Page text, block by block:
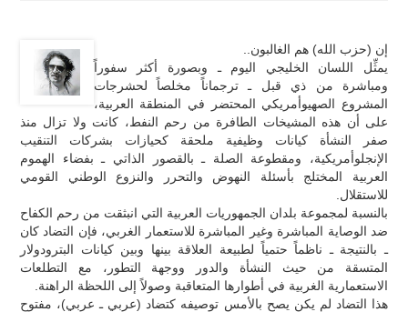
إن (حزب الله) هم الغالبون..
يمثِّل اللسان الخليجي اليوم ـ وبصورة أكثر سفوراً
ومباشرة من ذي قبل ـ ترجماناً مخلصاً لحشرجات
المشروع الصهيوأمريكي المحتضر في المنطقة العربية،
على أن هذه المشيخات الطافرة من رحم النفط، كانت ولا تزال منذ
صفر النشأة كيانات وظيفية ملحقة كحيازات بشركات التنقيب
الإنجلوأمريكية، ومقطوعة الصلة ـ بالقصور الذاتي ـ بفضاء الهموم
العربية المختلج بأسئلة النهوض والتحرر والنزوع الوطني القومي
للاستقلال.
بالنسبة لمجموعة بلدان الجمهوريات العربية التي انبثقت من رحم الكفاح
ضد الوصاية المباشرة وغير المباشرة للاستعمار الغربي، فإن التضاد كان
ـ بالنتيجة ـ ناظماً حتمياً لطبيعة العلاقة بينها وبين كيانات البترودولار
المتسقة من حيث النشأة والدور ووجهة التطور، مع التطلعات
الاستعمارية الغربية في أطوارها المتعاقبة وصولاً إلى اللحظة الراهنة.
هذا التضاد لم يكن يصح بالأمس توصيفه كتضاد (عربي ـ عربي)، مفتوح